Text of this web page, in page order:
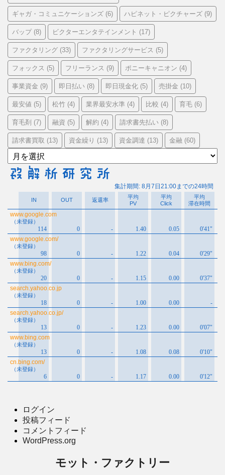
ギャガ・コミュニケーションズ (6) ハピネット・ピクチャーズ (9)
バップ(8) ビクターエンタテインメント (17)
ファクタリング (33) ファクタリングサービス (5)
フォックス (5) フリーランス (9) ポニーキャニオン (4)
事業資金 (9) 即日払い (8) 即日現金化 (5) 売掛金 (10)
最安値 (5) 松竹 (4) 業界最安水準 (4) 比較 (4) 育毛 (6)
育毛剤 (7) 融資 (5) 解約 (4) 請求書先払い (8)
請求書買取 (13) 資金繰り (13) 資金調達 (13) 金融 (60)
ア
ー
カ
ログイン
投稿フィード
コメントフィード
WordPress.org
モット・ファクトリー